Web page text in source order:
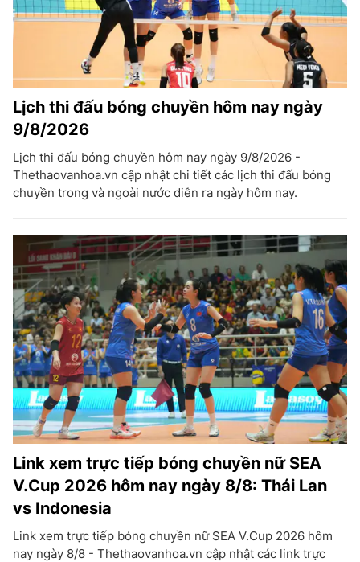
Lịch thi đấu bóng chuyền hôm nay ngày
9/8/2026
Lịch thi đấu bóng chuyền hôm nay ngày 9/8/2026 -
Thethaovanhoa.vn cập nhật chi tiết các lịch thi đấu bóng
chuyền trong và ngoài nước diễn ra ngày hôm nay.
Link xem trực tiếp bóng chuyền nữ SEA
V.Cup 2026 hôm nay ngày 8/8: Thái Lan
vs Indonesia
Link xem trực tiếp bóng chuyền nữ SEA V.Cup 2026 hôm
nay ngày 8/8 - Thethaovanhoa.vn cập nhật các link trực